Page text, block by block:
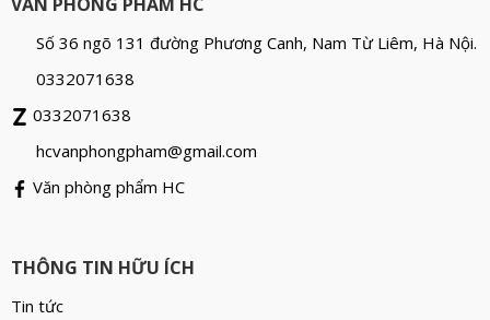
Số 36 ngõ 131 đường Phương Canh, Nam Từ Liêm, Hà Nội.
0332071638
0332071638
hcvanphongpham@gmail.com
Văn phòng phẩm HC
THÔNG TIN HỮU ÍCH
Tin tức